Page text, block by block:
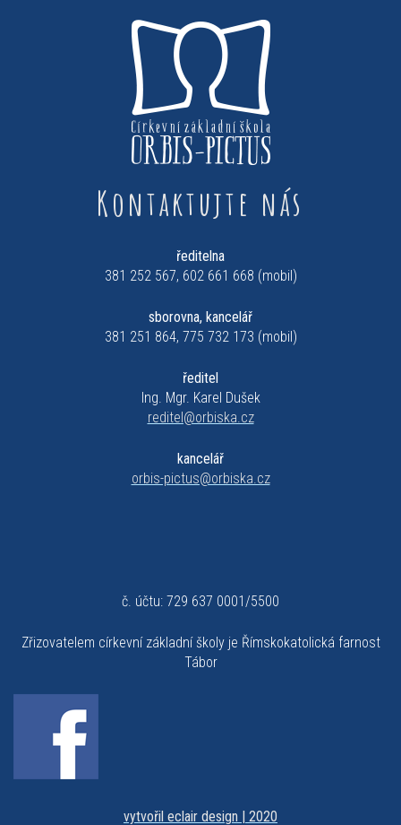
Kontaktujte nás
ředitelna
381 252 567, 602 661 668 (mobil)
sborovna, kancelář
381 251 864, 775 732 173 (mobil)
ředitel
Ing. Mgr. Karel Dušek
reditel@orbiska.cz
kancelář
orbis-pictus@orbiska.cz
č. účtu: 729 637 0001/5500
Zřizovatelem církevní základní školy je Římskokatolická farnost
Tábor
vytvořil eclair design | 2020